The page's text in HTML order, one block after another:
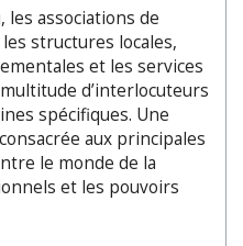
associations de
structures locales,
et les services
d’interlocuteurs
spécifiques. Une
aux principales
le monde de la
et les pouvoirs